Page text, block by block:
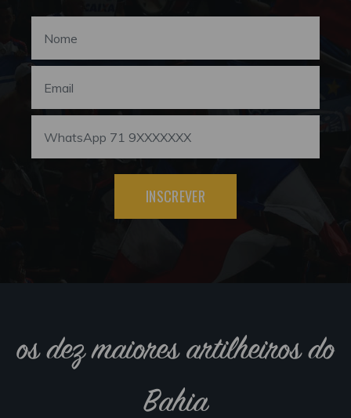
INSCREVER
os dez maiores artilheiros do
Bahia